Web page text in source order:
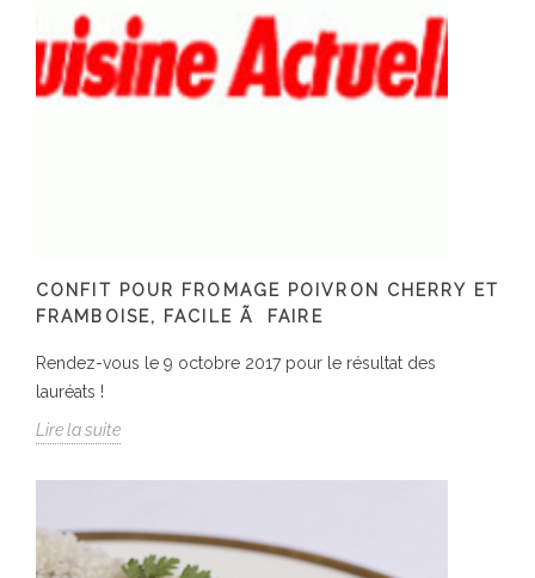
CONFIT POUR FROMAGE POIVRON CHERRY ET
FRAMBOISE, FACILE Ã FAIRE
Rendez-vous le 9 octobre 2017 pour le résultat des
lauréats !
Lire la suite